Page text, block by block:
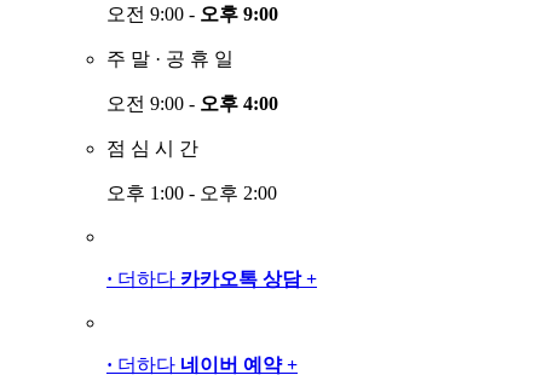
오전 9:00 - 오후 9:00
주 말 · 공 휴 일
오전 9:00 - 오후 4:00
점 심 시 간
오후 1:00 - 오후 2:00
· 더하다 카카오톡 상담 +
· 더하다 네이버 예약 +